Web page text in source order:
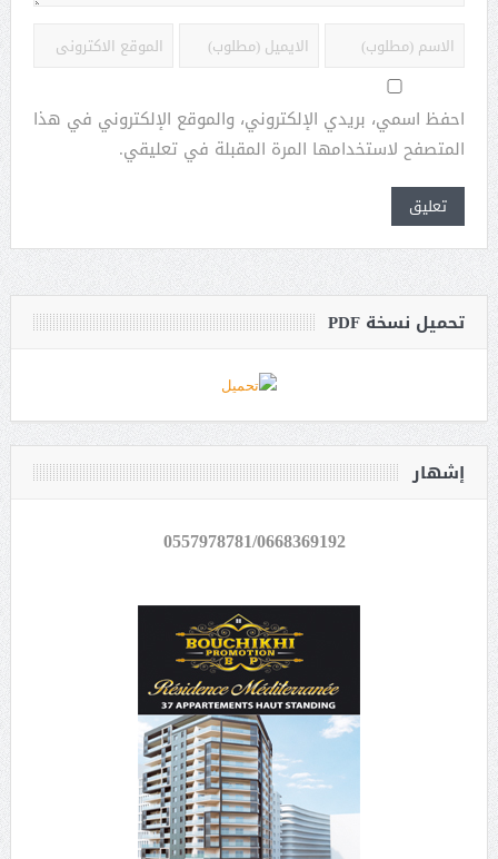
احفظ اسمي، بريدي الإلكتروني، والموقع الإلكتروني في هذا
المتصفح لاستخدامها المرة المقبلة في تعليقي.
تحميل نسخة PDF
إشهار
0557978781/0668369192